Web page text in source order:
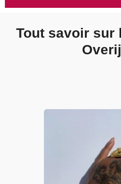
Tout savoir sur